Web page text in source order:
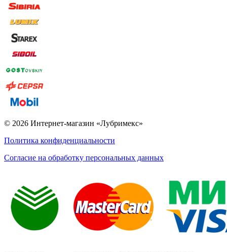
© 2026 Интернет-магазин «Лубримекс»
Политика конфиденциальности
Согласие на обработку персональных данных